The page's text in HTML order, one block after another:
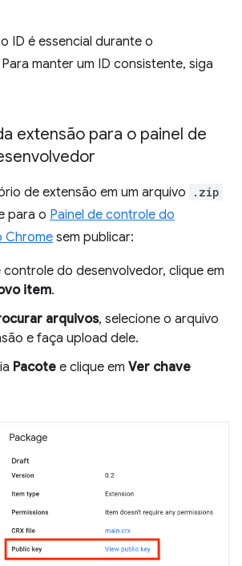
ID é essencial durante o
manter um ID consistente, siga
extensão para o painel de
de extensão em um arquivo .zip
para o Painel de controle do
Chrome sem publicar:
controle do desenvolvedor, clique em
item.
arquivos, selecione o arquivo
e faça upload dele.
Pacote e clique em Ver chave